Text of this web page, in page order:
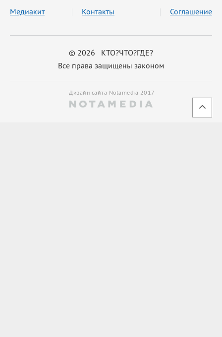
© 2026 КТО?ЧТО?ГДЕ?
Все права защищены законом
Медиакит Контакты Соглашение
Дизайн сайта Notamedia 2017